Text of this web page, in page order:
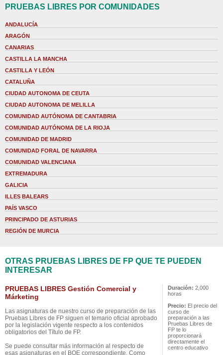
PRUEBAS LIBRES POR COMUNIDADES
ANDALUCÍA
ARAGÓN
CANARIAS
CASTILLA LA MANCHA
CASTILLA Y LEÓN
CATALUÑA
CIUDAD AUTONOMA DE CEUTA
CIUDAD AUTONOMA DE MELILLA
COMUNIDAD AUTÓNOMA DE CANTABRIA
COMUNIDAD AUTÓNOMA DE LA RIOJA
COMUNIDAD DE MADRID
COMUNIDAD FORAL DE NAVARRA
COMUNIDAD VALENCIANA
EXTREMADURA
GALICIA
ILLES BALEARS
PAÍS VASCO
PRINCIPADO DE ASTURIAS
REGIÓN DE MURCIA
OTRAS PRUEBAS LIBRES DE FP QUE TE PUEDEN
INTERESAR
PRUEBAS LIBRES Gestión Comercial y
Márketing
Las asignaturas de nuestro curso de preparación de las
Pruebas Libres de FP siguen el temario oficial aprobado
por la legislación vigente respecto a los contenidos
obligatorios del Título de FP.
Se puede consultar más información al respecto de
esas asignaturas en el BOE correspondiente. Como
Duración: 2,000
horas
Precio: El precio del
curso de
preparación a las
Pruebas Libres de
FP te lo
proporcionará
directamente el
centro educativo